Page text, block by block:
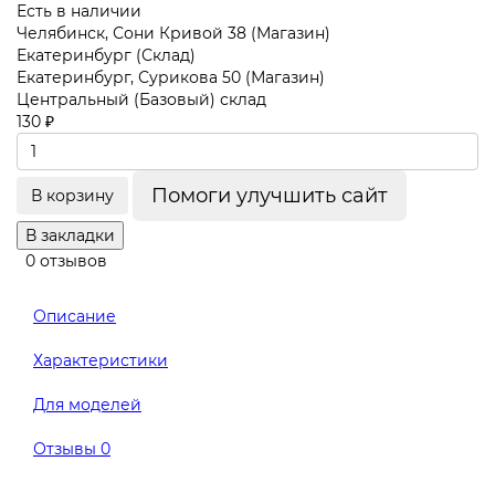
Есть в наличии
Челябинск, Сони Кривой 38 (Магазин)
Екатеринбург (Склад)
Екатеринбург, Сурикова 50 (Магазин)
Центральный (Базовый) склад
130 ₽
В корзину Помоги улучшить сайт
В закладки
0 отзывов
Описание
Характеристики
Для моделей
Отзывы 0